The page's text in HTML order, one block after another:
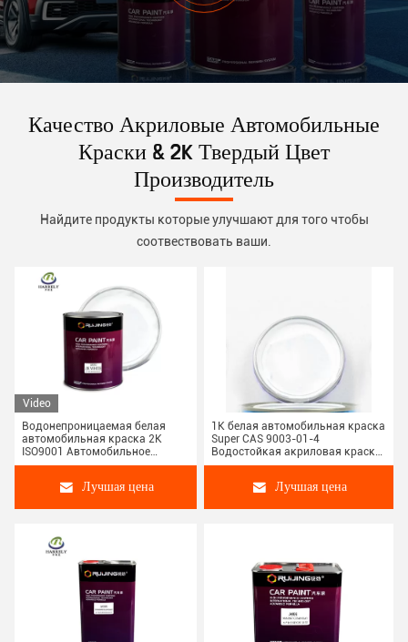
Качество Акриловые Автомобильные
Краски & 2K Твердый Цвет
Производитель
Найдите продукты которые улучшают для того чтобы
соотвествовать ваши.
Video
Водонепроницаемая белая
автомобильная краска 2K
ISO9001 Автомобильное
суперпокрытие
Лучшая цена
1K белая автомобильная краска
Super CAS 9003-01-4
Водостойкая акриловая краска
для ремонта
Лучшая цена